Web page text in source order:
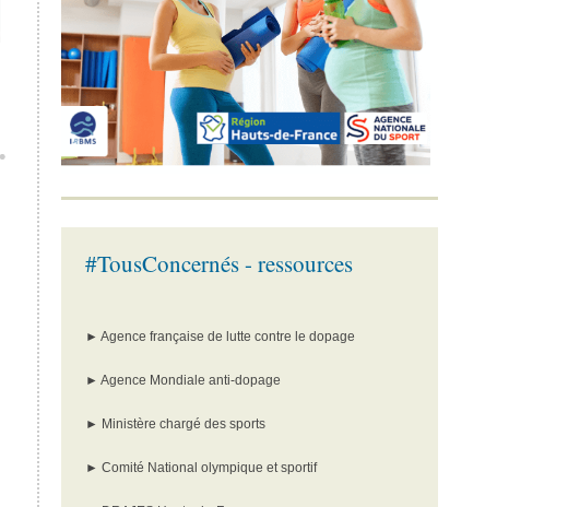
#TousConcernés - ressources
► Agence française de lutte contre le dopage
► Agence Mondiale anti-dopage
► Ministère chargé des sports
► Comité National olympique et sportif